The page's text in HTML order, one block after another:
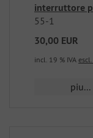
interruttore
55-1
30,00 EUR
incl. 19 % IVA
piu...